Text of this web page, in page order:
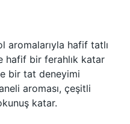
aromalarıyla hafif tatlı
hafif bir ferahlık katar
bir tat deneyimi
aroması, çeşitli
katar.